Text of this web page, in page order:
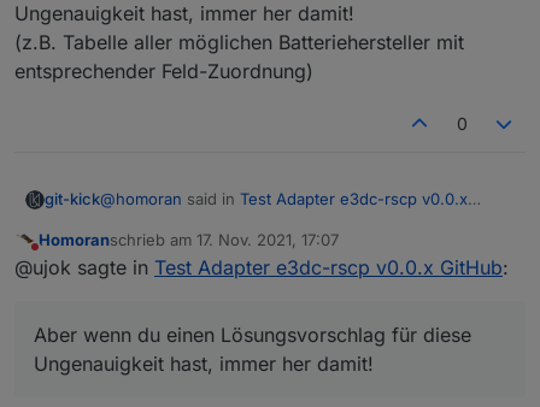
Ungenauigkeit hast, immer her damit!
(z.B. Tabelle aller möglichen Batteriehersteller mit
entsprechender Feld-Zuordnung)
0
git-kick@homoran said in Test Adapter e3dc-rscp v0.0.x
Ich wollte den E3DC in die Garage stellen.
"Name" dann der falsche Text steht (Spannung anstatt
Temperatur).
Aber wenn du einen Lösungsvorschlag für diese
Nicht stören
Homoranschrieb am 17. Nov. 2021, 17:07
zuletzt editiert von
@ujok sagte in Test Adapter e3dc-rscp v0.0.x GitHub:
Aber wenn du einen Lösungsvorschlag für diese
Ungenauigkeit hast, immer her damit!